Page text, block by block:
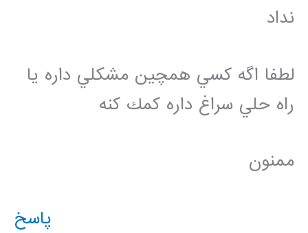
نداد
لطفا اگه كسي همچين مشكلي داره يا
راه حلي سراغ داره كمك كنه
ممنون
پاسخ